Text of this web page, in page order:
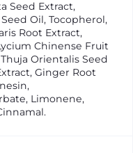
Seed Extract,
Oil, Tocopherol,
Root Extract,
Chinense Fruit
Orientalis Seed
Ginger Root
Limonene,